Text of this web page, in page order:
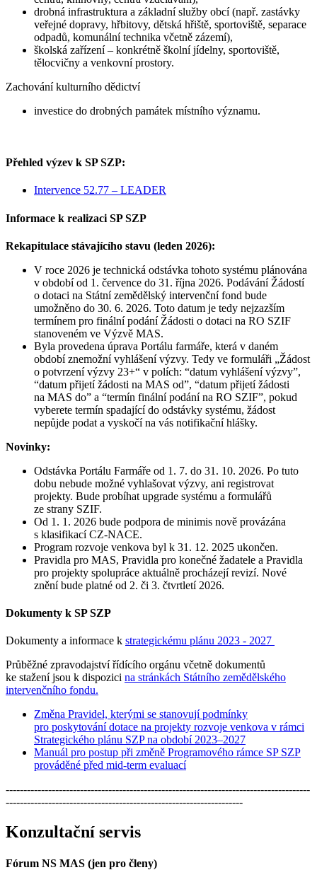
drobná infrastruktura a základní služby obcí (např. zastávky
veřejné dopravy, hřbitovy, dětská hřiště, sportoviště, separace
odpadů, komunální technika včetně zázemí),
školská zařízení – konkrétně školní jídelny, sportoviště,
tělocvičny a venkovní prostory.
Zachování kulturního dědictví
investice do drobných památek místního významu.
Přehled výzev k SP SZP:
Intervence 52.77 – LEADER
Informace k realizaci SP SZP
Rekapitulace stávajícího stavu (leden 2026):
V roce 2026 je technická odstávka tohoto systému plánována
v období od 1. července do 31. října 2026. Podávání Žádostí
o dotaci na Státní zemědělský intervenční fond bude
umožněno do 30. 6. 2026. Toto datum je tedy nejzazším
termínem pro finální podání Žádosti o dotaci na RO SZIF
stanoveném ve Výzvě MAS.
Byla provedena úprava Portálu farmáře, která v daném
období znemožní vyhlášení výzvy. Tedy ve formuláři „Žádost
o potvrzení výzvy 23+“ v polích: “datum vyhlášení výzvy”,
“datum přijetí žádosti na MAS od”, “datum přijetí žádosti
na MAS do” a “termín finální podání na RO SZIF”, pokud
vyberete termín spadající do odstávky systému, žádost
nepůjde podat a vyskočí na vás notifikační hlášky.
Novinky:
Odstávka Portálu Farmáře od 1. 7. do 31. 10. 2026. Po tuto
dobu nebude možné vyhlašovat výzvy, ani registrovat
projekty. Bude probíhat upgrade systému a formulářů
ze strany SZIF.
Od 1. 1. 2026 bude podpora de minimis nově provázána
s klasifikací CZ-NACE.
Program rozvoje venkova byl k 31. 12. 2025 ukončen.
Pravidla pro MAS, Pravidla pro konečné žadatele a Pravidla
pro projekty spolupráce aktuálně procházejí revizí. Nové
znění bude platné od 2. či 3. čtvrtletí 2026.
Dokumenty k SP SZP
Dokumenty a informace k strategickému plánu 2023 - 2027
Průběžné zpravodajství řídícího orgánu včetně dokumentů
ke stažení jsou k dispozici na stránkách Státního zemědělského
intervenčního fondu.
Změna Pravidel, kterými se stanovují podmínky
pro poskytování dotace na projekty rozvoje venkova v rámci
Strategického plánu SZP na období 2023–2027
Manuál pro postup při změně Programového rámce SP SZP
prováděné před mid-term evaluací
--------------------------------------------------------------------------------------
-------------------------------------------------------------------
Konzultační servis
Fórum NS MAS (jen pro členy)